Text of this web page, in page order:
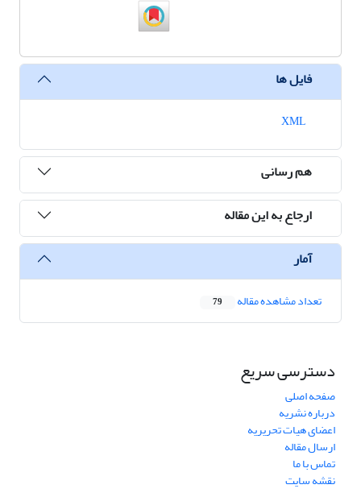
فایل ها
هم رسانی
ارجاع به این مقاله
آمار
تعداد مشاهده مقاله 79
دسترسی سریع
صفحه اصلی
درباره نشریه
اعضای هیات تحریریه
ارسال مقاله
تماس با ما
نقشه سایت